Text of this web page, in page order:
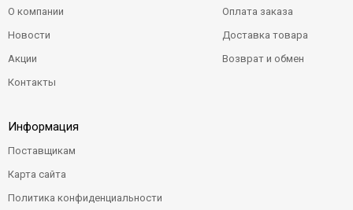
О компании
Новости
Акции
Контакты
Оплата заказа
Доставка товара
Возврат и обмен
Информация
Поставщикам
Карта сайта
Политика конфиденциальности